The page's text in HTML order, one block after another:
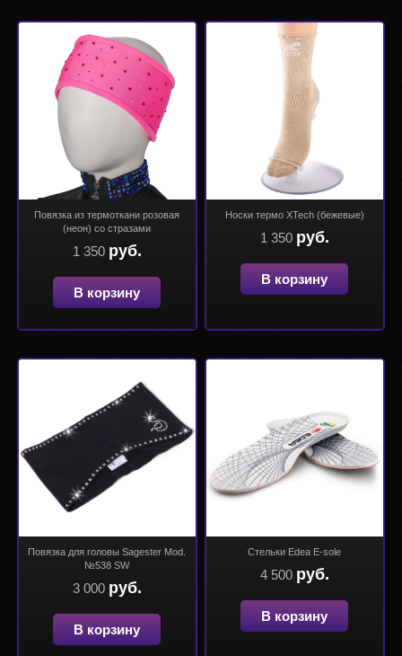
Повязка из термоткани розовая
(неон) со стразами
1 350 руб.
В корзину
Носки термо XTech (бежевые)
1 350 руб.
В корзину
Повязка для головы Sagester Mod.
№538 SW
3 000 руб.
В корзину
Стельки Edea E-sole
4 500 руб.
В корзину